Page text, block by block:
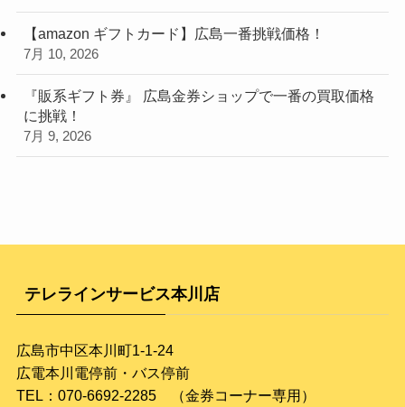
【amazon ギフトカード】広島一番挑戦価格！
7月 10, 2026
『販系ギフト券』 広島金券ショップで一番の買取価格
に挑戦！
7月 9, 2026
テレラインサービス本川店
広島市中区本川町1-1-24
広電本川電停前・バス停前
TEL：070-6692-2285 （金券コーナー専用）